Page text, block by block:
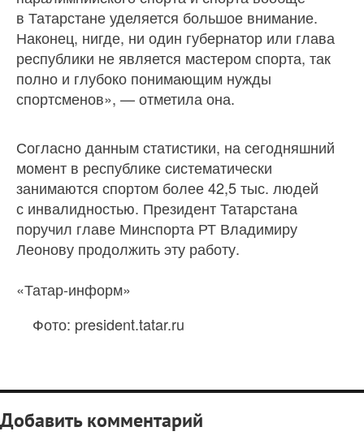
в Татарстане уделяется большое внимание.
Наконец, нигде, ни один губернатор или глава
республики не является мастером спорта, так
полно и глубоко понимающим нужды
спортсменов», — отметила она.
Согласно данным статистики, на сегодняшний
момент в республике систематически
занимаются спортом более 42,5 тыс. людей
с инвалидностью. Президент Татарстана
поручил главе Минспорта РТ Владимиру
Леонову продолжить эту работу.
«Татар-информ»
Фото: president.tatar.ru
Добавить комментарий